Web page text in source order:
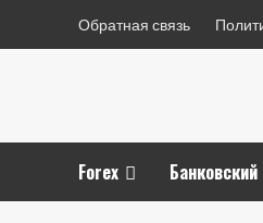
Обратная связь
Forex